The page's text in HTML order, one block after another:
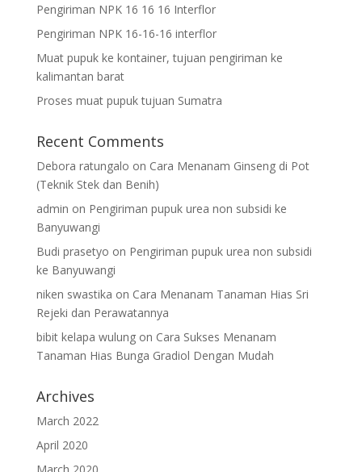
Pengiriman NPK 16 16 16 Interflor
Pengiriman NPK 16-16-16 interflor
Muat pupuk ke kontainer, tujuan pengiriman ke
kalimantan barat
Proses muat pupuk tujuan Sumatra
Recent Comments
Debora ratungalo on Cara Menanam Ginseng di Pot
(Teknik Stek dan Benih)
admin on Pengiriman pupuk urea non subsidi ke
Banyuwangi
Budi prasetyo on Pengiriman pupuk urea non subsidi
ke Banyuwangi
niken swastika on Cara Menanam Tanaman Hias Sri
Rejeki dan Perawatannya
bibit kelapa wulungon Cara Sukses Menanam
Tanaman Hias Bunga Gradiol Dengan Mudah
Archives
March 2022
April 2020